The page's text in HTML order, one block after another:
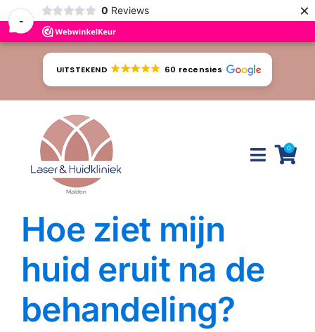
-
0 Reviews ×
UITSTEKEND 60 recensies
Toggle
Huidproblemen
Tarieven
Webshop
0
Hoe ziet mijn
huid eruit na de
behandeling?